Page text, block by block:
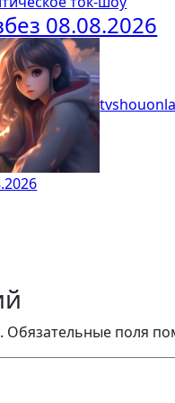
08.08.2026
Обязательные поля